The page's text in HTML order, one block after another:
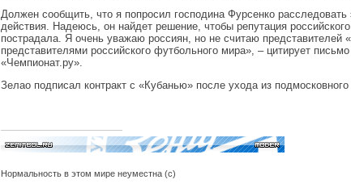
Должен сообщить, что я попросил господина Фурсенко расследовать
действия. Надеюсь, он найдет решение, чтобы репутация
пострадала. Я очень уважаю россиян, но не считаю представителей
представителями российского футбольного мира», – цитирует
«Чемпионат.ру».
Зелао подписал контракт с «Кубанью» после ухода из
Нормальность в этом мире неуместна (с)